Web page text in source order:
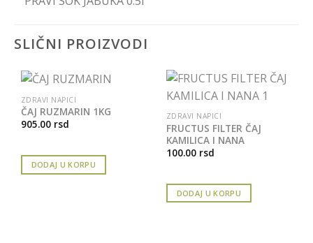
SLIČNI PROIZVODI
ZDRAVI NAPICI
ČAJ RUZMARIN 1KG
905.00 rsd
DODAJ U KORPU
ZDRAVI NAPICI
FRUCTUS FILTER ČAJ
KAMILICA I NANA
100.00 rsd
DODAJ U KORPU